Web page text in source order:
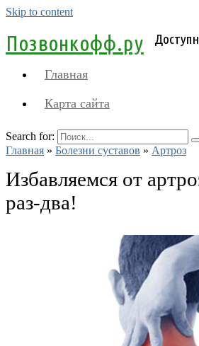
Skip to content
Позвонкофф.ру
Главная
Карта сайта
Search for:
Главная » Болезни суставов » Артроз
Избавляемся от
раз-два!